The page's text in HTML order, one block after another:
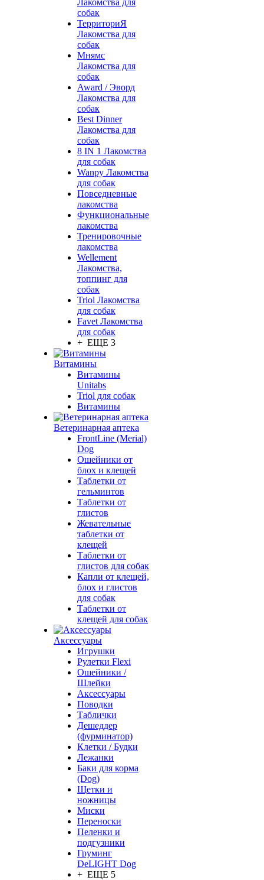
Лакомства для
собак
ТерриториЯ
Лакомства для
собак
Мнямс
Лакомства для
собак
Award / Эворд
Лакомства для
собак
Best Dinner
Лакомства для
собак
8 IN 1 Лакомства
для собак
Wanpy Лакомства
для собак
Повседневные
лакомства
Функциональные
лакомства
Тренировочные
лакомства
Wellement
Лакомства,
топпинг для
собак
Triol Лакомства
для собак
Favet Лакомства
для собак
+ ЕЩЕ 3
Витамины
Витамины
Unitabs
Triol для собак
Витамины
Ветеринарная аптека
FrontLine (Merial)
Dog
Ошейники от
блох и клещей
Таблетки от
гельминтов
Таблетки от
глистов
Жевательные
таблетки от
клещей
Таблетки от
глистов для собак
Капли от клещей,
блох и глистов
для собак
Таблетки от
клещей для собак
Аксессуары
Игрушки
Рулетки Flexi
Ошейники /
Шлейки
Аксессуары
Поводки
Таблички
Дешеддер
(фурминатор)
Клетки / Будки
Лежанки
Баки для корма
(Dog)
Щетки и
ножницы
Миски
Переноски
Пеленки и
подгузники
Груминг
DeLIGHT Dog
+ ЕЩЕ 5